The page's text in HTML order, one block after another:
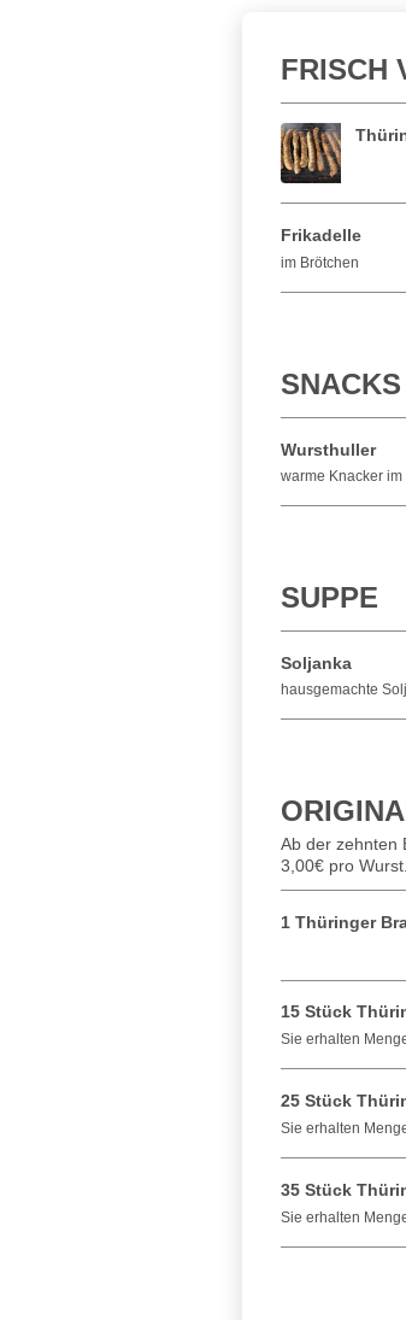
FRISCH
Frikadelle
im Brötchen
SNACKS
Wursthuller
warme Knacker im
SUPPE
Soljanka
hausgemachte
Ab der zehnten
3,00€ pro Wurst.
1 Thüringer
15 Stück
Sie erhalten
25 Stück
Sie erhalten
35 Stück
Sie erhalten